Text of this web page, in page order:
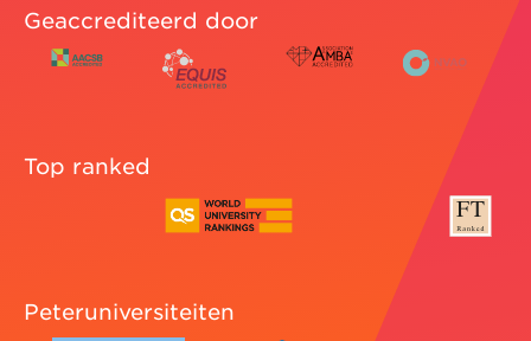
Geaccrediteerd door
Top ranked
Peteruniversiteiten